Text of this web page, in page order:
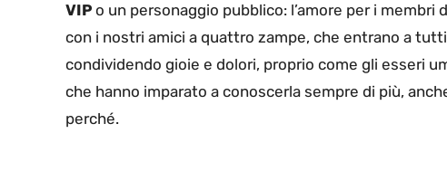
VIP o un personaggio pubblico: l’amore per i
con i nostri amici a quattro zampe, che entrano a
condividendo gioie e dolori, proprio come gli esseri
che hanno imparato a conoscerla sempre di più,
perché.